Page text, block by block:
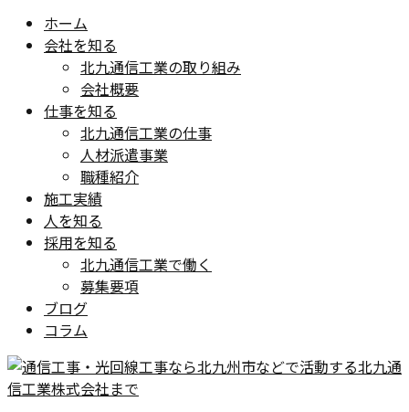
ホーム
会社を知る
北九通信工業の取り組み
会社概要
仕事を知る
北九通信工業の仕事
人材派遣事業
職種紹介
施工実績
人を知る
採用を知る
北九通信工業で働く
募集要項
ブログ
コラム